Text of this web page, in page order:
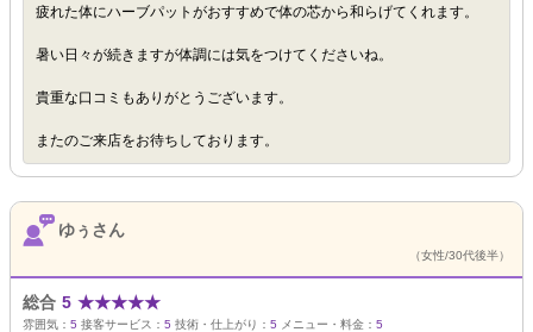
疲れた体にハーブパットがおすすめで体の芯から和らげてくれます。
暑い日々が続きますが体調には気をつけてくださいね。
貴重な口コミもありがとうございます。
またのご来店をお待ちしております。
ゆぅさん
（女性/30代後半）
総合 5 ★★★★★
雰囲気： 5 接客サービス： 5 技術・仕上がり： 5 メニュー・料金： 5